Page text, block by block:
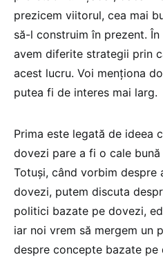
prezicem viitorul, cea mai
să-l construim în prezent. În
avem diferite strategii prin
acest lucru. Voi menționa
putea fi de interes mai larg.
Prima este legată de ideea
dovezi pare a fi o cale
Totuși, când vorbim despre
dovezi, putem discuta
politici bazate pe dovezi,
iar noi vrem să mergem un
despre concepte bazate pe